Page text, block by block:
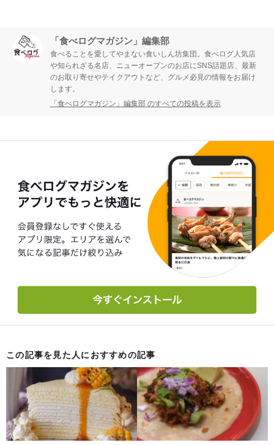
「食べログマガジン」編集部
食べることを愛してやまない食いしん坊集団。食べログ人気店
や知られざる名店、ニューオープンのお店にSNS話題店、最新
のお取り寄せやテイクアウトなど、グルメ必見の情報をお届け
します。
「食べログマガジン」編集部 のすべての投稿を表示
この記事を見た人におすすめの記事